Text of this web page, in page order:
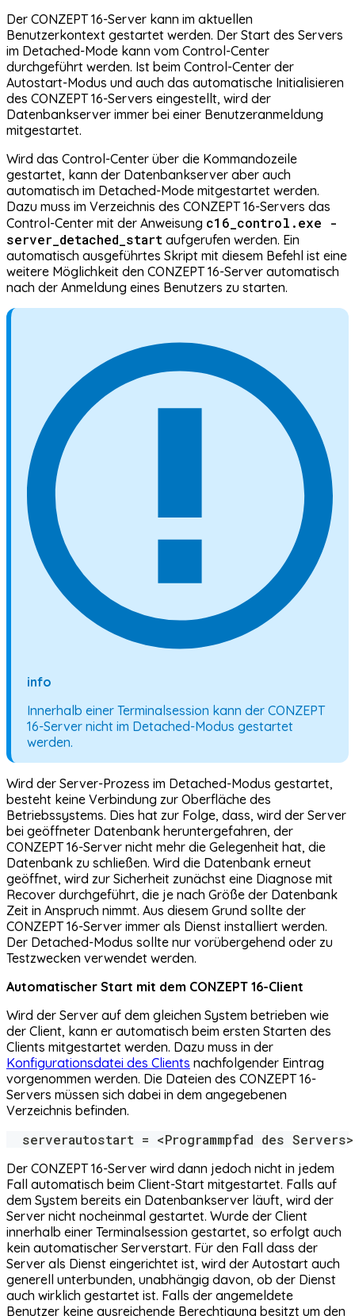
Der CONZEPT 16-Server kann im aktuellen
Benutzerkontext gestartet werden. Der Start des Servers
im Detached-Mode kann vom Control-Center
durchgeführt werden. Ist beim Control-Center der
Autostart-Modus und auch das automatische Initialisieren
des CONZEPT 16-Servers eingestellt, wird der
Datenbankserver immer bei einer Benutzeranmeldung
mitgestartet.
Wird das Control-Center über die Kommandozeile
gestartet, kann der Datenbankserver aber auch
automatisch im Detached-Mode mitgestartet werden.
Dazu muss im Verzeichnis des CONZEPT 16-Servers das
Control-Center mit der Anweisung c16_control.exe -
server_detached_start aufgerufen werden. Ein
automatisch ausgeführtes Skript mit diesem Befehl ist eine
weitere Möglichkeit den CONZEPT 16-Server automatisch
nach der Anmeldung eines Benutzers zu starten.
info
Innerhalb einer Terminalsession kann der CONZEPT
16-Server nicht im Detached-Modus gestartet
werden.
Wird der Server-Prozess im Detached-Modus gestartet,
besteht keine Verbindung zur Oberfläche des
Betriebssystems. Dies hat zur Folge, dass, wird der Server
bei geöffneter Datenbank heruntergefahren, der
CONZEPT 16-Server nicht mehr die Gelegenheit hat, die
Datenbank zu schließen. Wird die Datenbank erneut
geöffnet, wird zur Sicherheit zunächst eine Diagnose mit
Recover durchgeführt, die je nach Größe der Datenbank
Zeit in Anspruch nimmt. Aus diesem Grund sollte der
CONZEPT 16-Server immer als Dienst installiert werden.
Der Detached-Modus sollte nur vorübergehend oder zu
Testzwecken verwendet werden.
Automatischer Start mit dem CONZEPT 16-Client
Wird der Server auf dem gleichen System betrieben wie
der Client, kann er automatisch beim ersten Starten des
Clients mitgestartet werden. Dazu muss in der
Konfigurationsdatei des Clients nachfolgender Eintrag
vorgenommen werden. Die Dateien des CONZEPT 16-
Servers müssen sich dabei in dem angegebenen
Verzeichnis befinden.
  serverautostart = <Programmpfad des Servers>
Der CONZEPT 16-Server wird dann jedoch nicht in jedem
Fall automatisch beim Client-Start mitgestartet. Falls auf
dem System bereits ein Datenbankserver läuft, wird der
Server nicht nocheinmal gestartet. Wurde der Client
innerhalb einer Terminalsession gestartet, so erfolgt auch
kein automatischer Serverstart. Für den Fall dass der
Server als Dienst eingerichtet ist, wird der Autostart auch
generell unterbunden, unabhängig davon, ob der Dienst
auch wirklich gestartet ist. Falls der angemeldete
Benutzer keine ausreichende Berechtigung besitzt um den